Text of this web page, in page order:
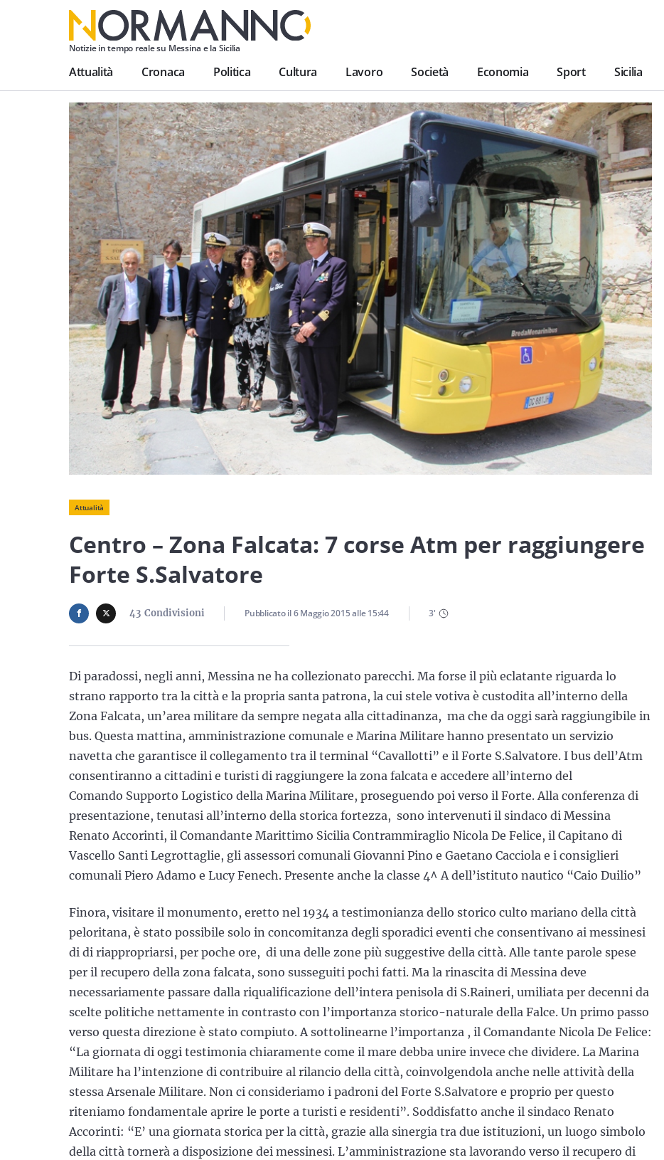
Notizie in tempo reale su Messina e la Sicilia
Attualità Cronaca Politica Cultura Lavoro Società Economia Sport Sicilia
Attualità
Centro – Zona Falcata: 7 corse Atm per raggiungere
Forte S.Salvatore
43 Condivisioni Pubblicato il6 Maggio 2015alle15:44 3'
Di paradossi, negli anni, Messina ne ha collezionato parecchi. Ma forse il più eclatante riguarda lo
strano rapporto tra la città e la propria santa patrona, la cui stele votiva è custodita all’interno della
Zona Falcata, un’area militare da sempre negata alla cittadinanza, ma che da oggi sarà raggiungibile in
bus. Questa mattina, amministrazione comunale e Marina Militare hanno presentato un servizio
navetta che garantisce il collegamento tra il terminal “Cavallotti” e il Forte S.Salvatore. I bus dell’Atm
consentiranno a cittadini e turisti di raggiungere la zona falcata e accedere all’interno del
Comando Supporto Logistico della Marina Militare, proseguendo poi verso il Forte. Alla conferenza di
presentazione, tenutasi all’interno della storica fortezza, sono intervenuti il sindaco di Messina
Renato Accorinti, il Comandante Marittimo Sicilia Contrammiraglio Nicola De Felice, il Capitano di
Vascello Santi Legrottaglie, gli assessori comunali Giovanni Pino e Gaetano Cacciola e i consiglieri
comunali Piero Adamo e Lucy Fenech. Presente anche la classe 4^ A dell’istituto nautico “Caio Duilio”
Finora, visitare il monumento, eretto nel 1934 a testimonianza dello storico culto mariano della città
peloritana, è stato possibile solo in concomitanza degli sporadici eventi che consentivano ai messinesi
di di riappropriarsi, per poche ore, di una delle zone più suggestive della città. Alle tante parole spese
per il recupero della zona falcata, sono susseguiti pochi fatti. Ma la rinascita di Messina deve
necessariamente passare dalla riqualificazione dell’intera penisola di S.Raineri, umiliata per decenni da
scelte politiche nettamente in contrasto con l’importanza storico-naturale della Falce. Un primo passo
verso questa direzione è stato compiuto. A sottolinearne l’importanza , il Comandante Nicola De Felice:
“La giornata di oggi testimonia chiaramente come il mare debba unire invece che dividere. La Marina
Militare ha l’intenzione di contribuire al rilancio della città, coinvolgendola anche nelle attività della
stessa Arsenale Militare. Non ci consideriamo i padroni del Forte S.Salvatore e proprio per questo
riteniamo fondamentale aprire le porte a turisti e residenti”. Soddisfatto anche il sindaco Renato
Accorinti: “E’ una giornata storica per la città, grazie alla sinergia tra due istituzioni, un luogo simbolo
della città tornerà a disposizione dei messinesi. L’amministrazione sta lavorando verso il recupero di